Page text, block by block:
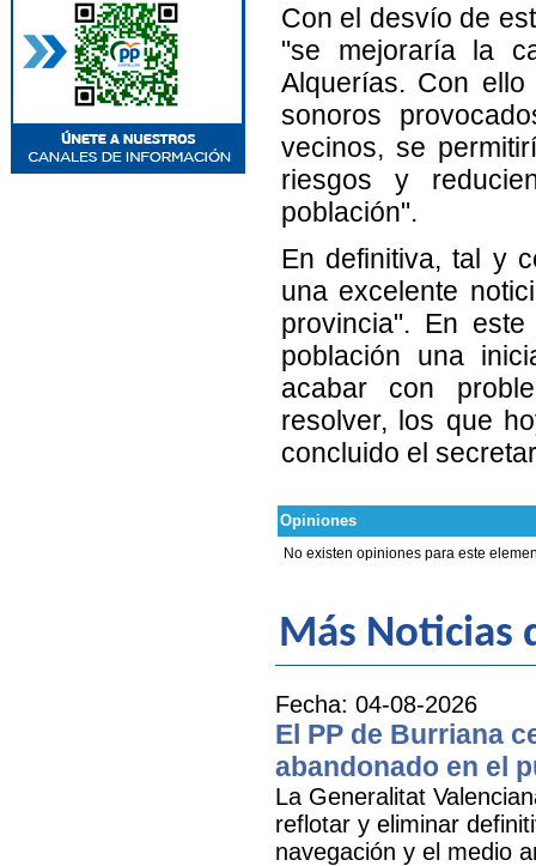
Con el desvío de
"se mejoraría la
Alquerías. Con
sonoros
vecinos, se
riesgos y
población".
En definitiva, tal y
una excelente
provincia". En
población una
acabar con
resolver, los que
concluido el
Opiniones
No existen opiniones para este
Más Noticias
Fecha: 04-08-2026
El PP de Burriana
abandonado en el
La Generalitat
reflotar y eliminar
navegación y el medio